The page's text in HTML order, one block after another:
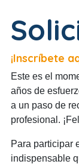
¡Inscríbete
Este es el
años de
a un paso de
profesional.
Para participar
indispensable